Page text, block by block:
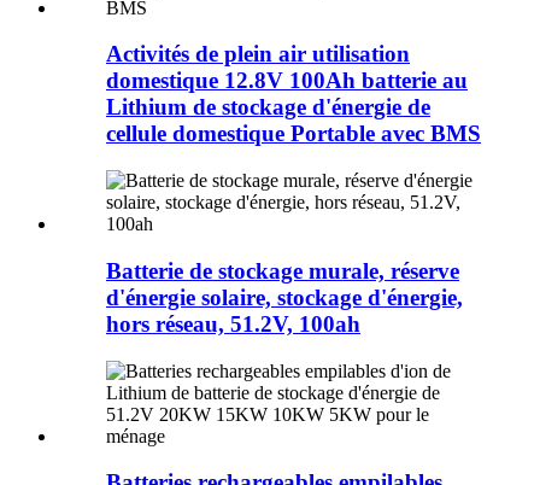
Activités de plein air utilisation
domestique 12.8V 100Ah batterie au
Lithium de stockage d'énergie de
cellule domestique Portable avec BMS
Batterie de stockage murale, réserve
d'énergie solaire, stockage d'énergie,
hors réseau, 51.2V, 100ah